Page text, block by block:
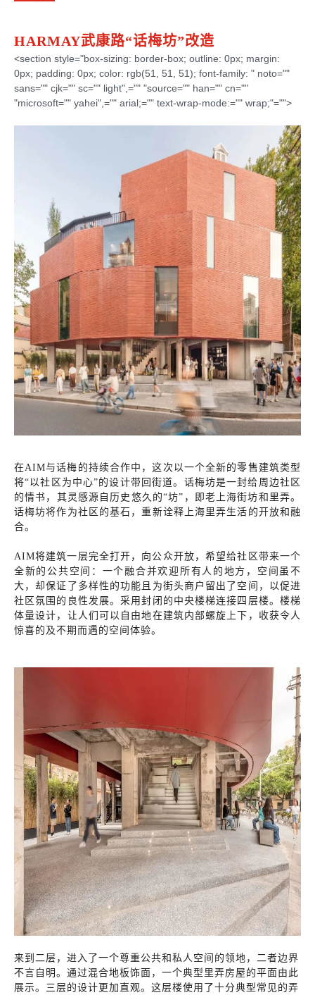
HARMAY武康路“话梅坊”改造
<section style="box-sizing: border-box; outline: 0px; margin:
0px; padding: 0px; color: rgb(51, 51, 51); font-family: " noto=""
sans="" cjk="" sc="" light",="" "source="" han="" cn=""
"microsoft="" yahei",="" arial;="" text-wrap-mode:="" wrap;"="">
在AIM与话梅的持续合作中，这次以一个全新的零售建筑类型
将“以社区为中心”的设计带回街道。话梅坊是一封给周边社区
的情书，其灵感源自历史悠久的“坊”，即老上海街坊和里弄。
话梅坊将作为社区的基石，重新诠释上海里弄生活的开放和融
合。
AIM将建筑一层完全打开，向公众开放，希望给社区带来一个
全新的公共空间：一个融合并欢迎所有人的地方，空间虽不
大，却保证了多样性的功能且为街头商户留出了空间，以促进
社区氛围的良性发展。采用封闭的中央楼梯连接四层楼。楼梯
体量设计，让人们可以自由地在建筑内部螺旋上下，收获令人
惊喜的及不期而遇的空间体验。
来到二层，进入了一个尊重公共和私人空间的领地，二者边界
不言自明。通过混合地板饰面，一个典型里弄房屋的平面由此
展示。三层的设计更加直观。这层楼使用了十分典型常见的弄